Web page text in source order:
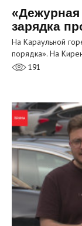
зарядка
На Караульной
порядка». На
191